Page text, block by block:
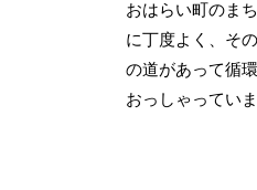
おはらい町のま
に丁度よく、そ
の道があって循
おっしゃっていま